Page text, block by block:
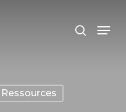
search
Menu
Ressources